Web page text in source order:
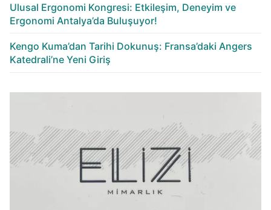
Ulusal Ergonomi Kongresi: Etkileşim, Deneyim ve
Ergonomi Antalya’da Buluşuyor!
Kengo Kuma’dan Tarihi Dokunuş: Fransa’daki Angers
Katedrali’ne Yeni Giriş